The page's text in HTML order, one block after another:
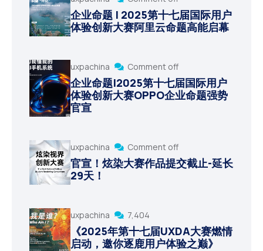
企业命题 | 2025第十七届国际用户
体验创新大赛阿里云命题高能启幕
uxpachina Comment off
企业命题|2025第十七届国际用户
体验创新大赛OPPO企业命题强势
官宣
uxpachina Comment off
官宣！炫染大赛作品提交截止-延长
29天！
uxpachina 7,404
《2025年第十七届UXDA大赛燃情
启动，邀你逐鹿用户体验之巅》